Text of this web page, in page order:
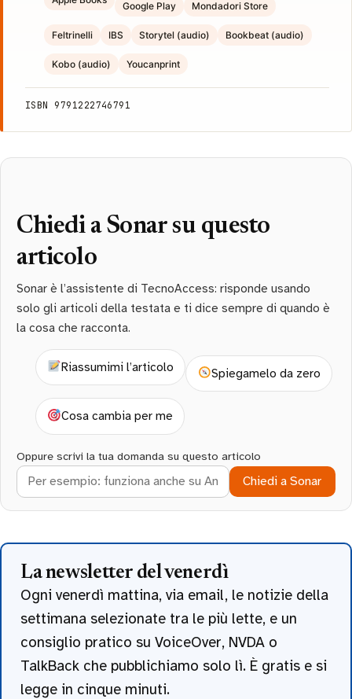
Google Play Mondadori Store
Feltrinelli IBS Storytel (audio) Bookbeat (audio)
Kobo (audio) Youcanprint
ISBN 9791222746791
Chiedi a Sonar su questo
articolo
Sonar è l’assistente di TecnoAccess: risponde usando
solo gli articoli della testata e ti dice sempre di quando è
la cosa che racconta.
Riassumimi l’articolo Spiegamelo da zero
Cosa cambia per me
Oppure scrivi la tua domanda su questo articolo
Chiedi a Sonar
La newsletter del venerdì
Ogni venerdì mattina, via email, le notizie della
settimana selezionate tra le più lette, e un
consiglio pratico su VoiceOver, NVDA o
TalkBack che pubblichiamo solo lì. È gratis e si
legge in cinque minuti.